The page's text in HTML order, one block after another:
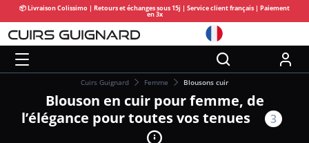
📦 Livraison Colissimo | Retours et échanges sous 15j | Service client français | Paiement
en 3x
Cuirs Guignard Femme Blousons cuir
Blouson en cuir pour femme, de
l’élégance pour toutes vos tenues
3